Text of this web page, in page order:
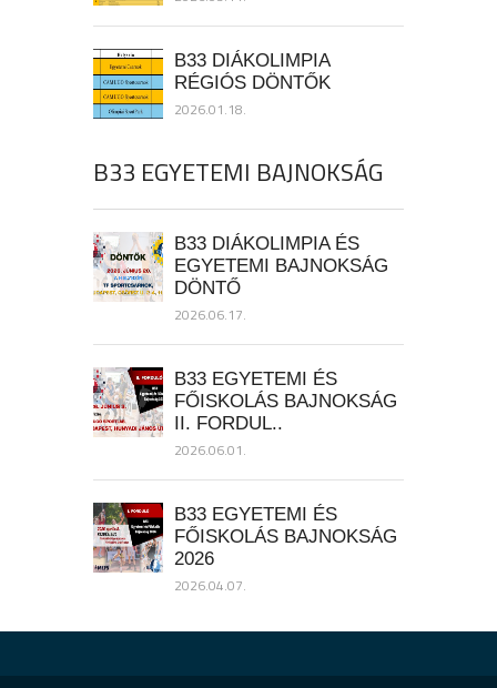
B33 DIÁKOLIMPIA
RÉGIÓS DÖNTŐK
2026.01.18.
B33 EGYETEMI BAJNOKSÁG
B33 DIÁKOLIMPIA ÉS
EGYETEMI BAJNOKSÁG
DÖNTŐ
2026.06.17.
B33 EGYETEMI ÉS
FŐISKOLÁS BAJNOKSÁG
II. FORDUL..
2026.06.01.
B33 EGYETEMI ÉS
FŐISKOLÁS BAJNOKSÁG
2026
2026.04.07.